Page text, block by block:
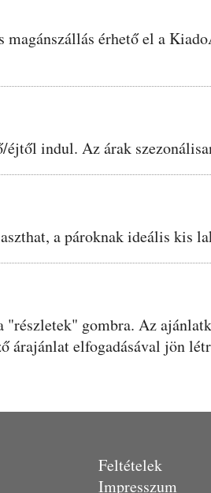
érhető el a
indul. Az árak
a pároknak ideális kis
gombra. Az
árajánlat elfogadásával jön
Feltételek
Impresszum